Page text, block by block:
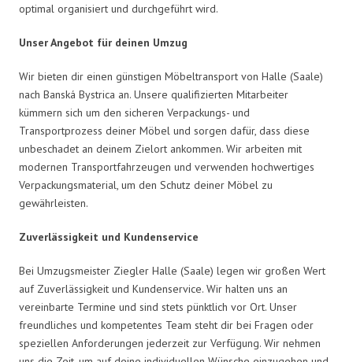
optimal organisiert und durchgeführt wird.
Unser Angebot für deinen Umzug
Wir bieten dir einen günstigen Möbeltransport von Halle (Saale)
nach Banská Bystrica an. Unsere qualifizierten Mitarbeiter
kümmern sich um den sicheren Verpackungs- und
Transportprozess deiner Möbel und sorgen dafür, dass diese
unbeschadet an deinem Zielort ankommen. Wir arbeiten mit
modernen Transportfahrzeugen und verwenden hochwertiges
Verpackungsmaterial, um den Schutz deiner Möbel zu
gewährleisten.
Zuverlässigkeit und Kundenservice
Bei Umzugsmeister Ziegler Halle (Saale) legen wir großen Wert
auf Zuverlässigkeit und Kundenservice. Wir halten uns an
vereinbarte Termine und sind stets pünktlich vor Ort. Unser
freundliches und kompetentes Team steht dir bei Fragen oder
speziellen Anforderungen jederzeit zur Verfügung. Wir nehmen